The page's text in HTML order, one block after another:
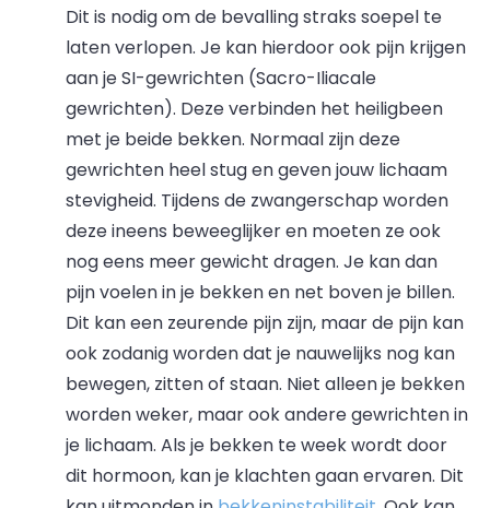
Dit is nodig om de bevalling straks soepel te
laten verlopen. Je kan hierdoor ook pijn krijgen
aan je SI-gewrichten (Sacro-Iliacale
gewrichten). Deze verbinden het heiligbeen
met je beide bekken. Normaal zijn deze
gewrichten heel stug en geven jouw lichaam
stevigheid. Tijdens de zwangerschap worden
deze ineens beweeglijker en moeten ze ook
nog eens meer gewicht dragen. Je kan dan
pijn voelen in je bekken en net boven je billen.
Dit kan een zeurende pijn zijn, maar de pijn kan
ook zodanig worden dat je nauwelijks nog kan
bewegen, zitten of staan. Niet alleen je bekken
worden weker, maar ook andere gewrichten in
je lichaam. Als je bekken te week wordt door
dit hormoon, kan je klachten gaan ervaren. Dit